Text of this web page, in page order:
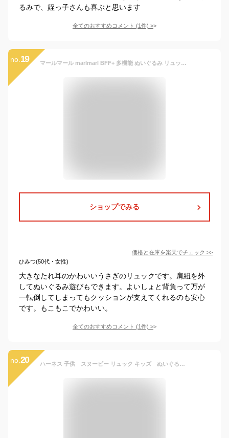
るみで、姪っ子さんも喜ぶと思います
全てのおすすめコメント (1件) >
no. 19 マールマール marlmarl BFF+ 多機能 ぬいぐるみ リュック 転倒防止 クッション おしゃぶりリング付き 肩紐に 名入れ刺繍可能 うさぎ/くま
ショップでみる
価格と在庫を楽天でチェック >>
ひみつ(50代・女性)
大きなたれ耳のかわいいうさぎのリュックです。肩紐を外
してぬいぐるみ遊びもできます。よいしょと背負って万が
一転倒してしまってもクッションが支えてくれるのも安心
です。もこもこでかわいい。
全てのおすすめコメント (1件) >
no. 20 ハーネス 子供 スヌーピー リュック キッズ ぬいぐるみ リュック